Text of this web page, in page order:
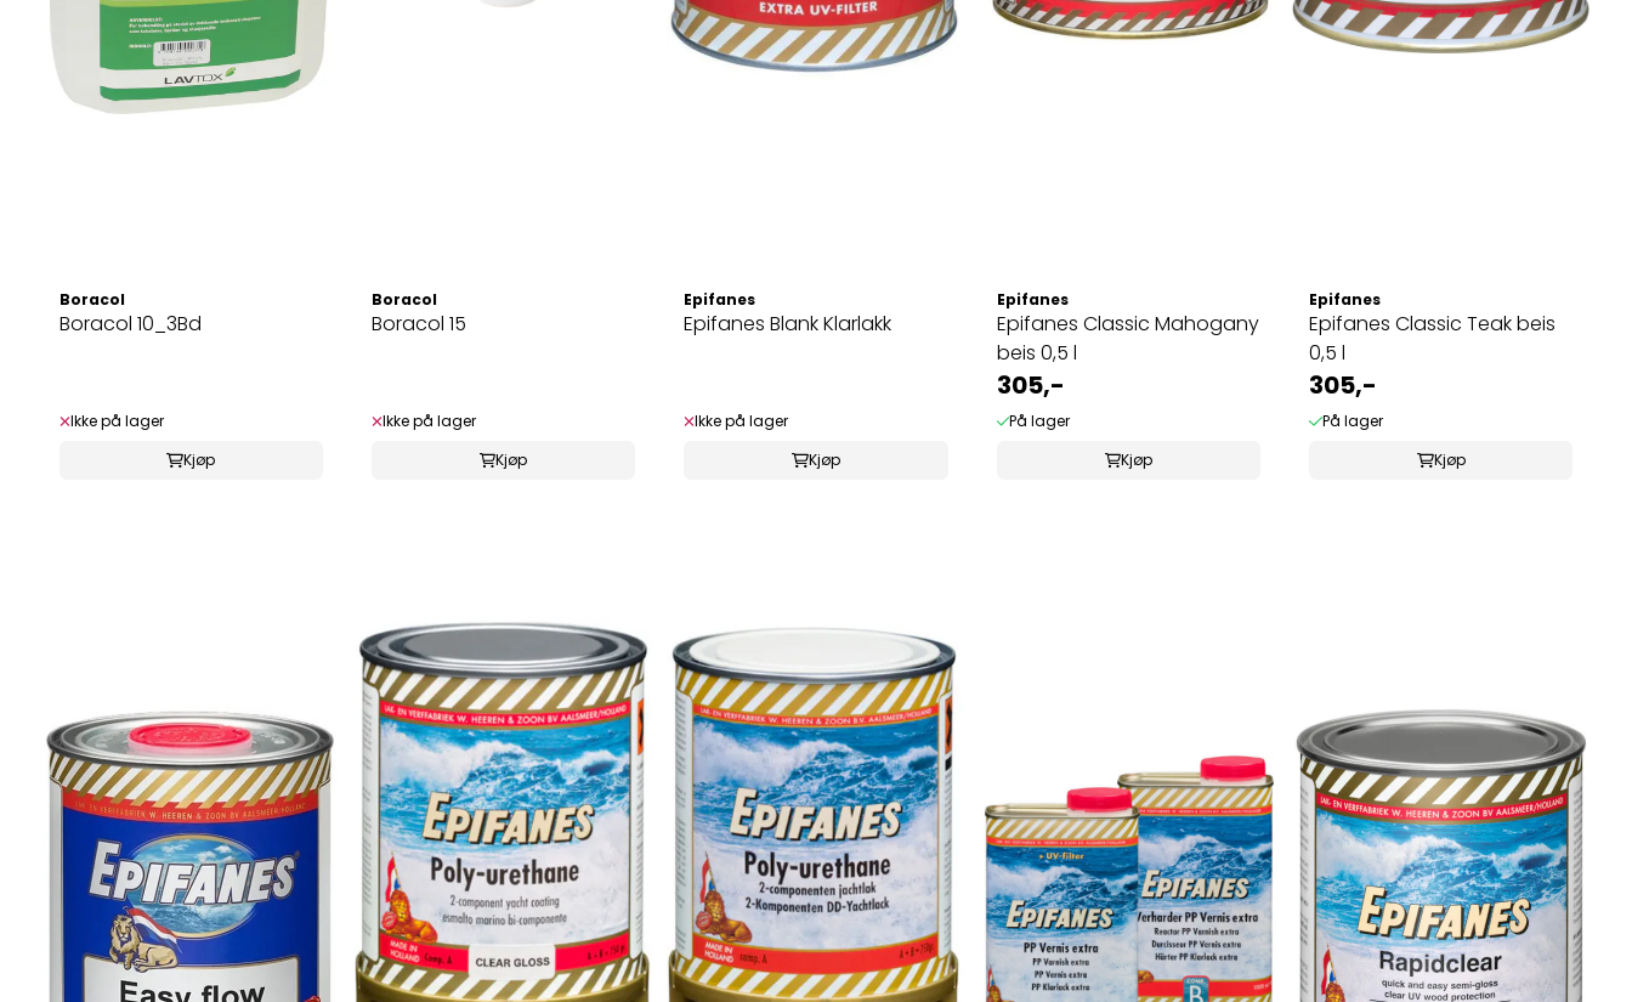
Boracol
Boracol 10_3Bd
Ikke på lager
Kjøp
Boracol
Boracol 15
Ikke på lager
Kjøp
Epifanes
Epifanes Blank Klarlakk
Ikke på lager
Kjøp
Epifanes
Epifanes Classic Mahogany
beis 0,5 l
305,-
På lager
Kjøp
Epifanes
Epifanes Classic Teak beis
0,5 l
305,-
På lager
Kjøp